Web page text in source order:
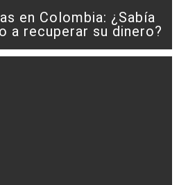
en Colombia: ¿Sabía
a recuperar su dinero?